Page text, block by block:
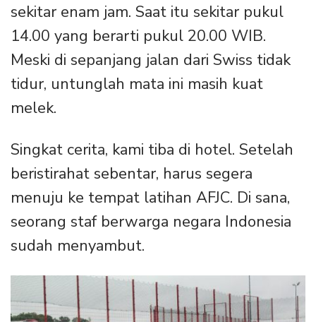
sekitar enam jam. Saat itu sekitar pukul
14.00 yang berarti pukul 20.00 WIB.
Meski di sepanjang jalan dari Swiss tidak
tidur, untunglah mata ini masih kuat
melek.
Singkat cerita, kami tiba di hotel. Setelah
beristirahat sebentar, harus segera
menuju ke tempat latihan AFJC. Di sana,
seorang staf berwarga negara Indonesia
sudah menyambut.